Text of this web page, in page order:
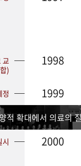
교
)
1998
1999
적 확대에서 의료의
2000